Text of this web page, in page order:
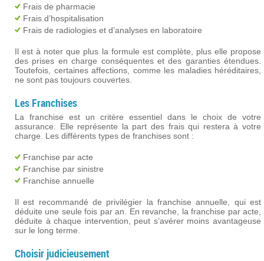
Frais de pharmacie
Frais d’hospitalisation
Frais de radiologies et d’analyses en laboratoire
Il est à noter que plus la formule est complète, plus elle propose
des prises en charge conséquentes et des garanties étendues.
Toutefois, certaines affections, comme les maladies héréditaires,
ne sont pas toujours couvertes.
Les Franchises
La franchise est un critère essentiel dans le choix de votre
assurance. Elle représente la part des frais qui restera à votre
charge. Les différents types de franchises sont :
Franchise par acte
Franchise par sinistre
Franchise annuelle
Il est recommandé de privilégier la franchise annuelle, qui est
déduite une seule fois par an. En revanche, la franchise par acte,
déduite à chaque intervention, peut s’avérer moins avantageuse
sur le long terme.
Choisir judicieusement